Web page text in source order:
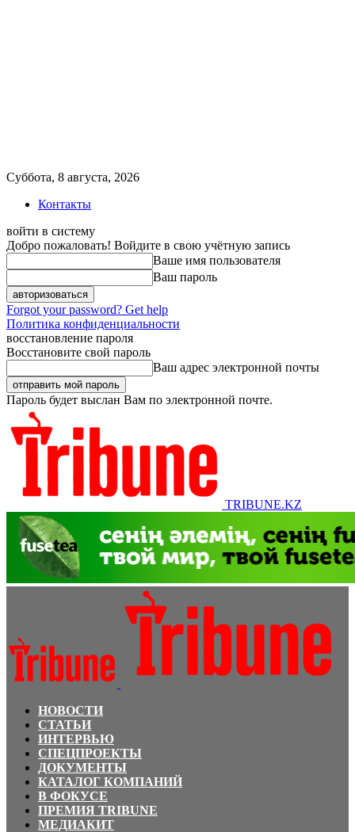
Суббота, 8 августа, 2026
Контакты
войти в систему
Добро пожаловать! Войдите в свою учётную запись
Ваше имя пользователя
Ваш пароль
Forgot your password? Get help
Политика конфиденциальности
восстановление пароля
Восстановите свой пароль
Ваш адрес электронной почты
Пароль будет выслан Вам по электронной почте.
TRIBUNE.KZ
НОВОСТИ
СТАТЬИ
ИНТЕРВЬЮ
СПЕЦПРОЕКТЫ
ДОКУМЕНТЫ
КАТАЛОГ КОМПАНИЙ
В ФОКУСЕ
ПРЕМИЯ TRIBUNE
МЕДИАКИТ